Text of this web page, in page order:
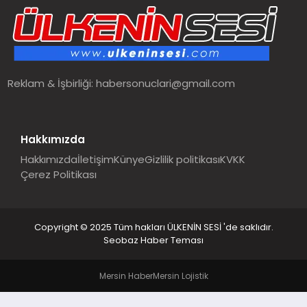
SPOR
MALATYA HABERLERI
Reklam & İşbirliği:habersonuclari@gmail.com
Hakkımızda
HakkımızdaİletişimKünyeGizlilik politikasıKVKK
Çerez Politikası
Copyright © 2025 Tüm hakları ÜLKENİN SESİ 'de saklıdır.
Seobaz Haber Teması
Mersin HaberMersin Lojistik